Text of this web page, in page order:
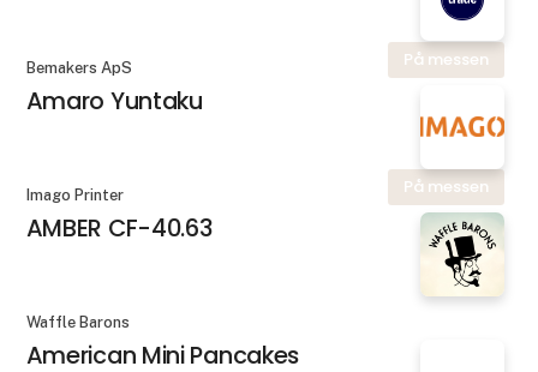
På messen
Bemakers ApS
Amaro Yuntaku
På messen
Imago Printer
AMBER CF-40.63
Waffle Barons
American Mini Pancakes